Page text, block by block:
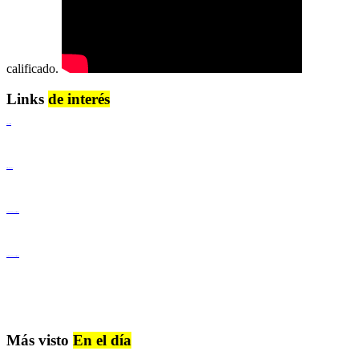
calificado.
Links de interés
Más visto En el día